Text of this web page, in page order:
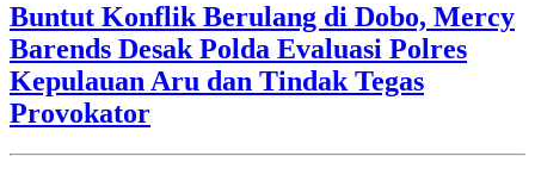
Buntut Konflik Berulang di Dobo, Mercy
Barends Desak Polda Evaluasi Polres
Kepulauan Aru dan Tindak Tegas
Provokator